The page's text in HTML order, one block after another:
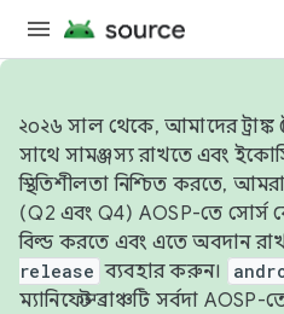
২০২৬ সাল থেকে, আমাদের
সাথে সামঞ্জস্য রাখতে এবং
স্থিতিশীলতা নিশ্চিত করতে,
(Q2 এবং Q4) AOSP-তে সোর্স
বিল্ড করতে এবং এতে অবদান
release ব্যবহার করুন।
ম্যানিফেস্ট ব্রাঞ্চটি সর্বদা